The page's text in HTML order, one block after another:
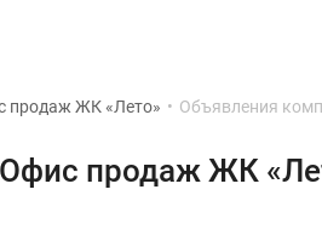
продаж ЖК «Лето» • Объявления
продаж ЖК